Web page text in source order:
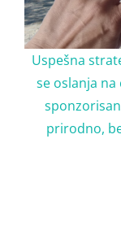
Uspešna
se oslanja
prirodno,